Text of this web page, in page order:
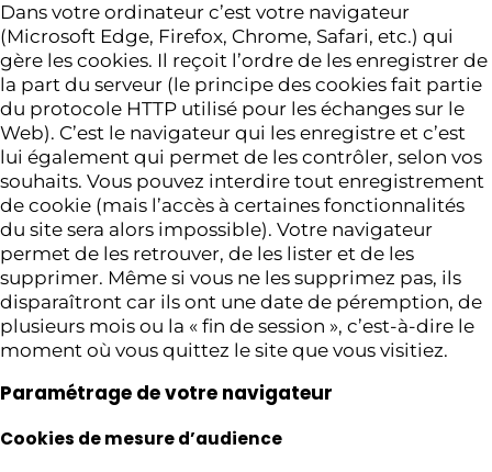
Dans votre ordinateur c’est votre navigateur
(Microsoft Edge, Firefox, Chrome, Safari, etc.) qui
gère les cookies. Il reçoit l’ordre de les enregistrer de
la part du serveur (le principe des cookies fait partie
du protocole HTTP utilisé pour les échanges sur le
Web). C’est le navigateur qui les enregistre et c’est
lui également qui permet de les contrôler, selon vos
souhaits. Vous pouvez interdire tout enregistrement
de cookie (mais l’accès à certaines fonctionnalités
du site sera alors impossible). Votre navigateur
permet de les retrouver, de les lister et de les
supprimer. Même si vous ne les supprimez pas, ils
disparaîtront car ils ont une date de péremption, de
plusieurs mois ou la « fin de session », c’est-à-dire le
moment où vous quittez le site que vous visitiez.
Paramétrage de votre navigateur
Cookies de mesure d’audience